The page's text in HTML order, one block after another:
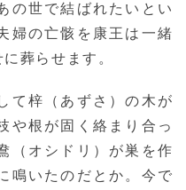
の世で結ばれたいとい
婦の亡骸を康王は一緒
葬らせます。
て梓（あずさ）の木が
や根が固く絡まり合っ
（オシドリ）が巣を作
鳴いたのだとか。今で